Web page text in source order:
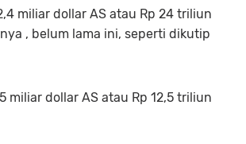
miliar dollar AS atau Rp 24 triliun
, belum lama ini, seperti dikutip
miliar dollar AS atau Rp 12,5 triliun